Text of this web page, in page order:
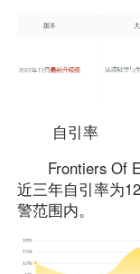
自引率
Frontiers Of
近三年自引率为
警范围内。